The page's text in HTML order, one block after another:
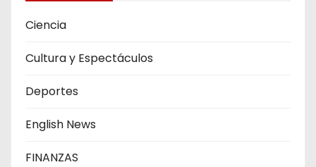
Ciencia
Cultura y Espectáculos
Deportes
English News
FINANZAS